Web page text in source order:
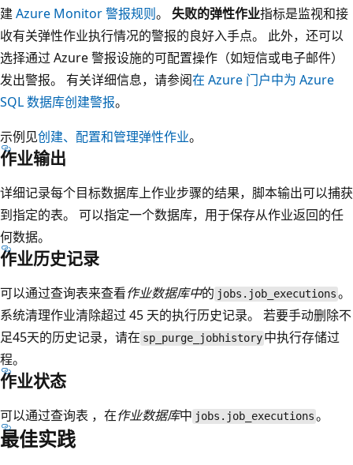
建Azure Monitor 警报规则。 失败的弹性作业指标是监视和接
收有关弹性作业执行情况的警报的良好入手点。 此外，还可以
选择通过 Azure 警报设施的可配置操作（如短信或电子邮件）
发出警报。 有关详细信息，请参阅在 Azure 门户中为 Azure
SQL 数据库创建警报。
示例见创建、配置和管理弹性作业。
作业输出
详细记录每个目标数据库上作业步骤的结果，脚本输出可以捕获
到指定的表。 可以指定一个数据库，用于保存从作业返回的任
何数据。
作业历史记录
可以通过查询表来查看作业数据库中的 jobs.job_executions 。
系统清理作业清除超过 45 天的执行历史记录。 若要手动删除不
足45天的历史记录，请在 sp_purge_jobhistory 中执行存储过
程。
作业状态
可以通过查询表 ，在作业数据库中 jobs.job_executions 。
最佳实践